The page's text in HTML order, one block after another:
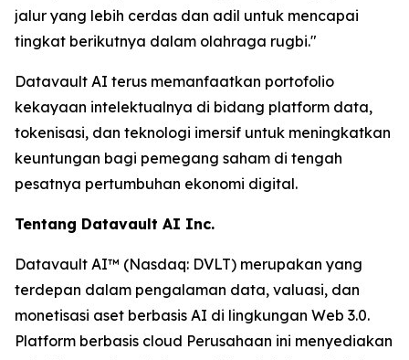
jalur yang lebih cerdas dan adil untuk mencapai
tingkat berikutnya dalam olahraga rugbi."
Datavault AI terus memanfaatkan portofolio
kekayaan intelektualnya di bidang platform data,
tokenisasi, dan teknologi imersif untuk meningkatkan
keuntungan bagi pemegang saham di tengah
pesatnya pertumbuhan ekonomi digital.
Tentang Datavault AI Inc.
Datavault AI™ (Nasdaq: DVLT) merupakan yang
terdepan dalam pengalaman data, valuasi, dan
monetisasi aset berbasis AI di lingkungan Web 3.0.
Platform berbasis cloud Perusahaan ini menyediakan